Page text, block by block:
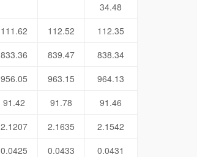
34.48
111.62 112.52
112.35
833.36 839.47
838.34
956.05 963.15
964.13
91.42 91.78
91.46
2.1207 2.1635
2.1542
0.0425 0.0433
0.0431